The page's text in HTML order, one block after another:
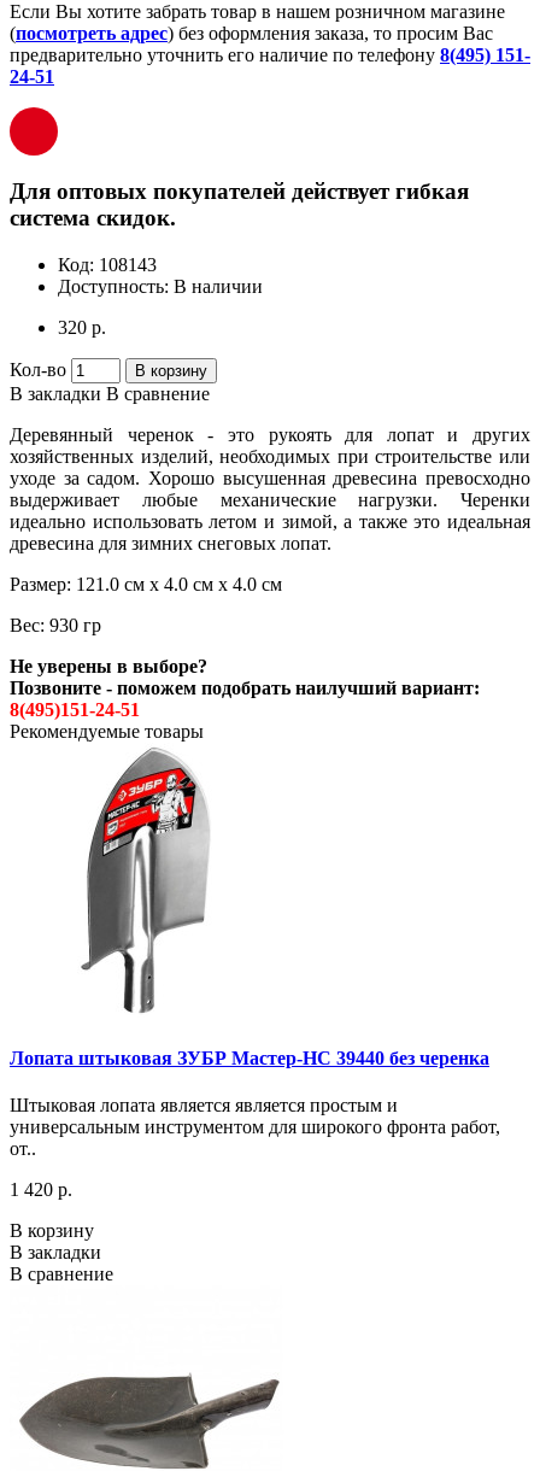
Если Вы хотите забрать товар в нашем розничном магазине
(посмотреть адрес) без оформления заказа, то просим Вас
предварительно уточнить его наличие по телефону 8(495) 151-
24-51
Для оптовых покупателей действует гибкая
система скидок.
Код: 108143
Доступность: В наличии
320 р.
Кол-во В корзину
В закладки В сравнение
Деревянный черенок - это рукоять для лопат и других
хозяйственных изделий, необходимых при строительстве или
уходе за садом. Хорошо высушенная древесина превосходно
выдерживает любые механические нагрузки. Черенки
идеально использовать летом и зимой, а также это идеальная
древесина для зимних снеговых лопат.
Размер: 121.0 см х 4.0 см х 4.0 см
Вес: 930 гр
Не уверены в выборе?
Позвоните - поможем подобрать наилучший вариант:
8(495)151-24-51
Рекомендуемые товары
Лопата штыковая ЗУБР Мастер-НС 39440 без черенка
Штыковая лопата является является простым и
универсальным инструментом для широкого фронта работ,
от..
1 420 р.
В корзину
В закладки
В сравнение